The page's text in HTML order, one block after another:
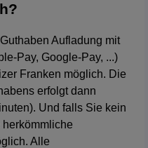
Aufladung mit
Pay, Google-Pay, ...)
Franken möglich. Die
erfolgt dann
Und falls Sie kein
Alle